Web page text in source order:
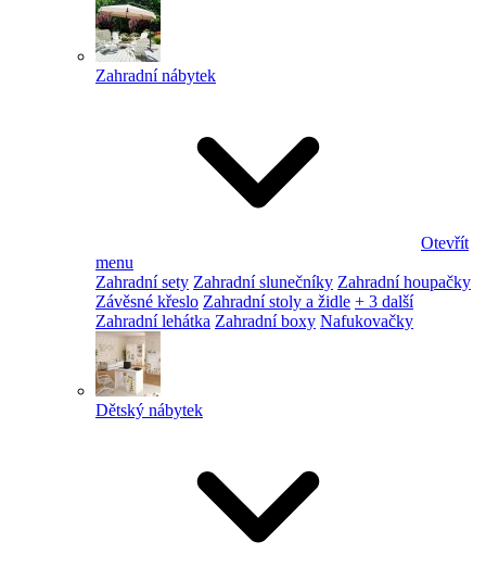
Zahradní nábytek
Otevřít
menu
Zahradní sety Zahradní slunečníky Zahradní houpačky
Závěsné křeslo Zahradní stoly a židle + 3 další
Zahradní lehátka Zahradní boxy Nafukovačky
Dětský nábytek